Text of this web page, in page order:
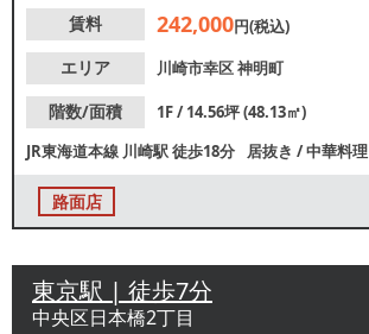
す！
賃料 242,000円(税込)
エリア
川崎市幸区神明町
階数/面積
1F / 14.56坪 (48.13㎡)
JR東海道本線 川崎駅徒歩18分 居抜き /中華料理
路面店
東京駅 | 徒歩7分
中央区日本橋2丁目